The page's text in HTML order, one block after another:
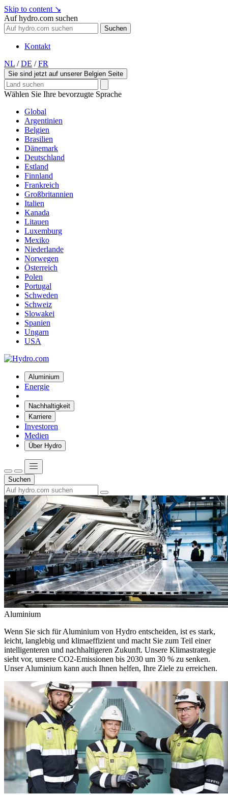
Skip to content ↘
Auf hydro.com suchen
Suchen
Kontakt
NL / DE / FR
Sie sind jetzt auf unserer Belgien Seite
Wählen Sie Ihre bevorzugte Sprache
Global
Argentinien
Belgien
Brasilien
Dänemark
Deutschland
Estland
Finnland
Frankreich
Großbritannien
Italien
Kanada
Litauen
Luxemburg
Mexiko
Niederlande
Norwegen
Österreich
Polen
Portugal
Schweden
Schweiz
Slowakei
Spanien
Ungarn
USA
Aluminium
Energie
Nachhaltigkeit
Karriere
Investoren
Medien
Über Hydro
Suchen
Aluminium
Wenn Sie sich für Aluminium von Hydro entscheiden, ist es stark,
leicht, langlebig und klimaeffizient und macht Sie zum Teil einer
intelligenteren und nachhaltigeren Zukunft. Unsere Klimastrategie
sieht vor, unsere CO2-Emissionen bis 2030 um 30 % zu senken.
Unser Aluminium kann auch Ihnen helfen, Ihre Ziele zu erreichen.